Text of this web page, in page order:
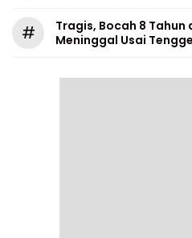
#
Tragis, Bocah 8
Meninggal Usai